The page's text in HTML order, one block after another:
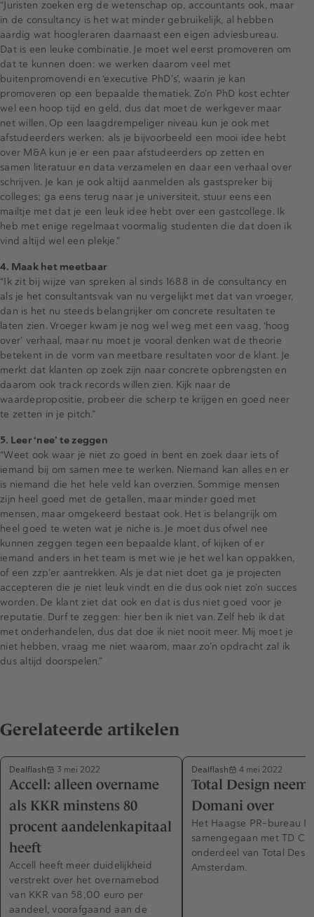
“Juristen zoeken erg de wetenschap op, accountants ook, maar
in de consultancy is het wat minder gebruikelijk, al hebben
aardig wat hoogleraren daarnaast een eigen adviesbureau.
Dat is een leuke combinatie. Je moet wel eerst promoveren om
dat te kunnen doen: we werken daarom veel met
buitenpromovendi en ‘executive PhD’s’, waarin je kan
promoveren op een bepaalde thematiek. Zo’n PhD kost echter
wel een hoop tijd en geld, dus dat moet de werkgever maar
net willen. Op een laagdrempeliger niveau kun je ook met
afstudeerders werken: als je bijvoorbeeld een mooi idee hebt
over M&A kun je er een paar afstudeerders op zetten en
samen literatuur en data verzamelen en daar een verhaal over
schrijven. Je kan je ook altijd aanmelden als gastspreker bij
colleges; ga eens terug naar je universiteit, stuur eens een
mailtje met dat je een leuk idee hebt over een gastcollege. Ik
heb met enige regelmaat voormalig studenten die dat doen ik
vind altijd wel een plekje.”
4. Maak het meetbaar
“Ik zit bij wijze van spreken al sinds 1688 in de consultancy en
als je het consultantsvak van nu vergelijkt met dat van vroeger,
dan is het nu steeds belangrijker om concrete resultaten te
laten zien. Vroeger kwam je nog wel weg met een vaag, ‘hoog
over’ verhaal, maar nu moet je vooral denken wat de theorie
betekent in de vorm van meetbare resultaten voor de klant. Je
merkt dat klanten op zoek zijn naar concrete opbrengsten en
daarom ook track records willen zien. Kijk naar de
waardepropositie, probeer die scherp te krijgen en goed neer
te zetten in je pitch.”
5. Leer ‘nee’ te zeggen
“Weet ook waar je niet zo goed in bent en zoek daar iets of
iemand bij om samen mee te werken. Niemand kan alles en er
is niemand die het hele veld kan overzien. Sommige mensen
zijn heel goed met de getallen, maar minder goed met
mensen, maar omgekeerd bestaat ook. Het is belangrijk om
heel goed te weten wat je niche is. Je moet dus ofwel nee
kunnen zeggen tegen een bepaalde klant, of kijken of er
iemand anders in het team is met wie je het wel kan oppakken,
of een zzp’er aantrekken. Als je dat niet doet ga je projecten
accepteren die je niet leuk vindt en die dus ook niet zo’n succes
worden. De klant ziet dat ook en dat is dus niet goed voor je
reputatie. Durf te zeggen: hier ben ik niet van. Zelf heb ik dat
met onderhandelen, dus dat doe ik niet nooit meer. Mij moet je
niet hebben, vraag me niet waarom, maar zo’n opdracht zal ik
dus altijd doorspelen.”
Gerelateerde artikelen
Dealflash 3 mei 2022
Accell: alleen overname
als KKR minstens 80
procent aandelenkapitaal
heeft
Accell heeft meer duidelijkheid
verstrekt over het overnamebod
van KKR van 58,00 euro per
aandeel, voorafgaand aan de
Dealflash 4 mei 2022
Total Design neemt
Domani over
Het Haagse PR-bureau
samengegaan met TD
onderdeel van Total
Amsterdam.